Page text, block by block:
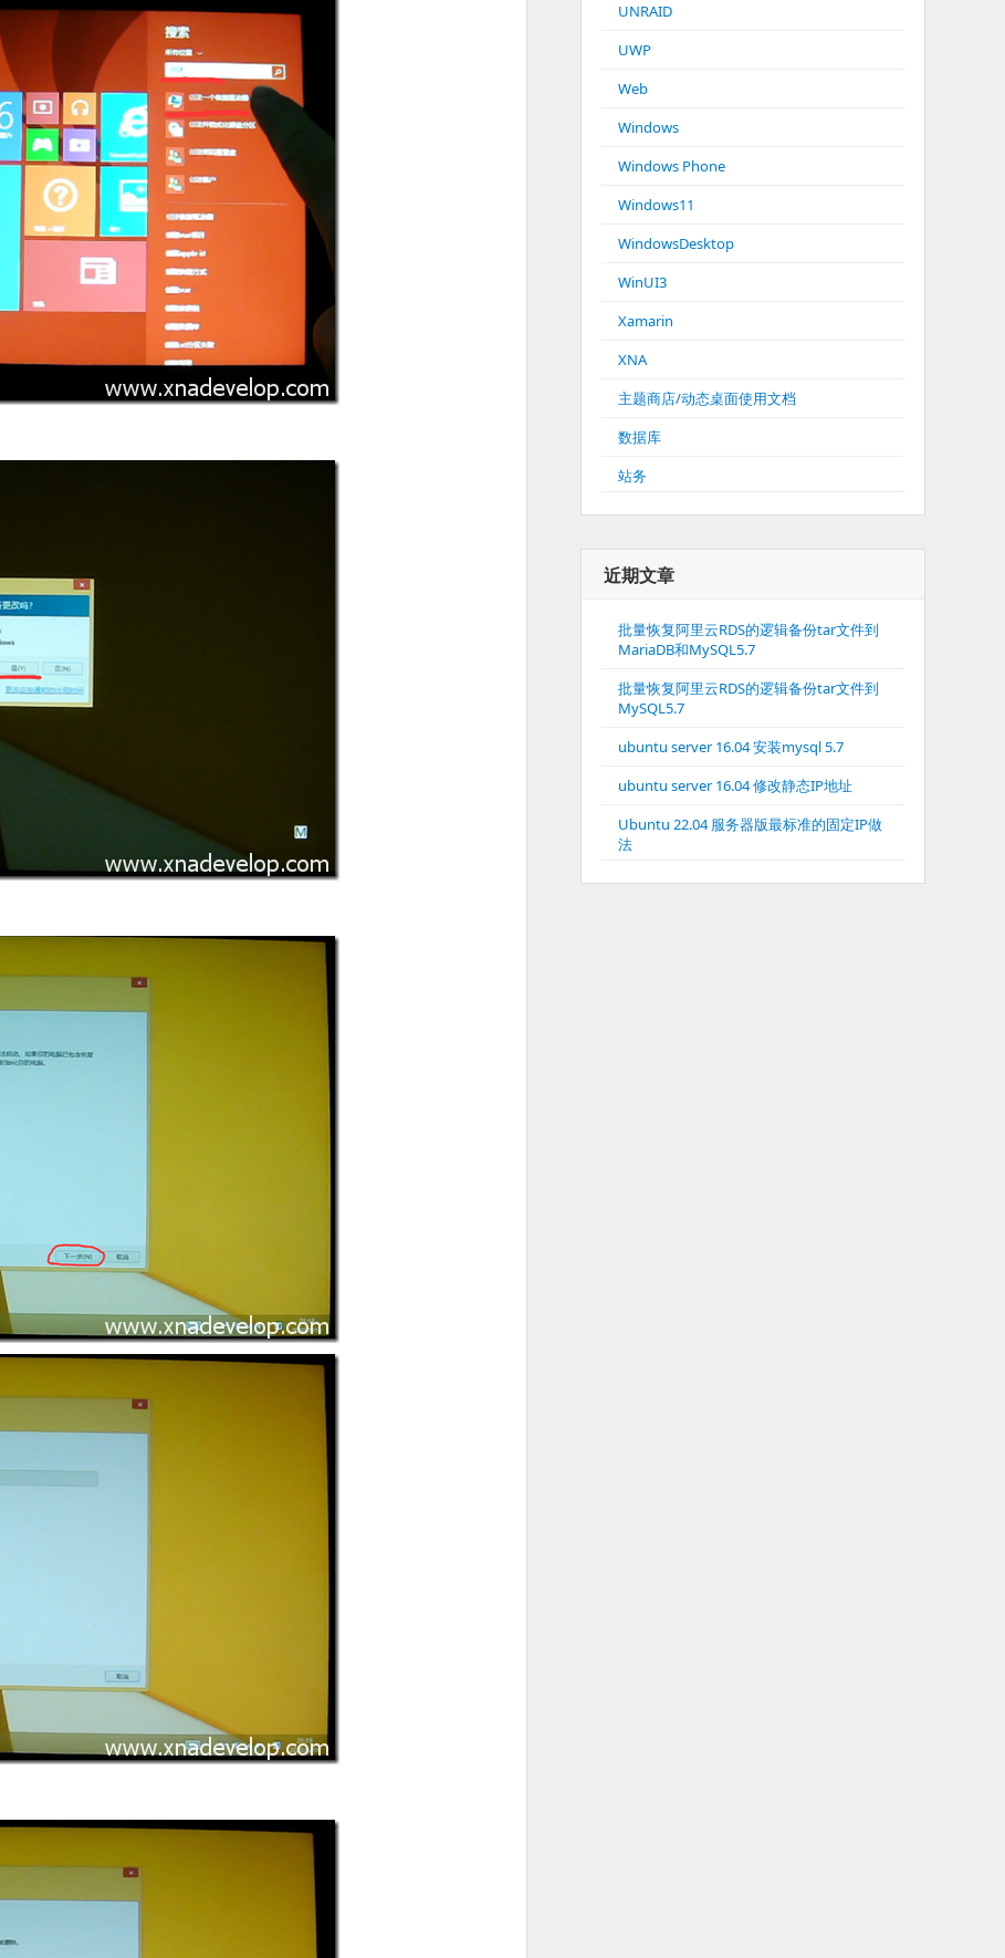
UNRAID
UWP
Web
Windows
Windows Phone
Windows11
WindowsDesktop
WinUI3
Xamarin
XNA
主题商店/动态桌面使用文档
数据库
站务
近期文章
批量恢复阿里云RDS的逻辑备份tar文件到
MariaDB和MySQL5.7
批量恢复阿里云RDS的逻辑备份tar文件到
MySQL5.7
ubuntu server 16.04 安装mysql 5.7
ubuntu server 16.04 修改静态IP地址
Ubuntu 22.04 服务器版最标准的固定IP做
法